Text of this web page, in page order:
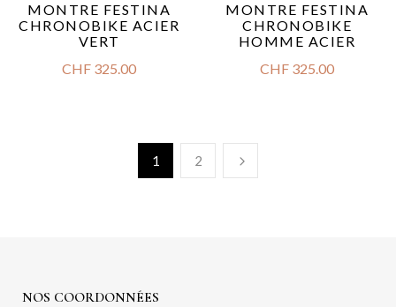
MONTRE FESTINA
CHRONOBIKE ACIER
VERT
CHF 325.00
MONTRE FESTINA
CHRONOBIKE
HOMME ACIER
CHF 325.00
1 2
NOS COORDONNÉES